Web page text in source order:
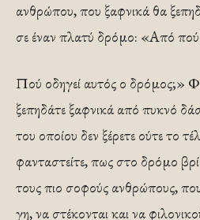
ανθρώπου, που ξαφνικά θα
σε έναν πλατύ δρόμο: «Από πού
Πού οδηγεί αυτός ο δρόμος;»
ξεπηδάτε ξαφνικά από πυκνό
του οποίου δεν ξέρετε ούτε το
φανταστείτε, πως στο δρόμο
τους πιο σοφούς ανθρώπους,
γη, να στέκονται και να